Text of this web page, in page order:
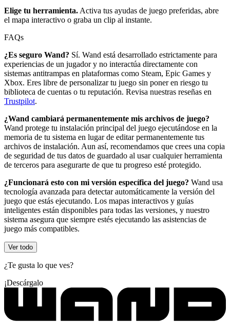
Elige tu herramienta. Activa tus ayudas de juego preferidas, abre
el mapa interactivo o graba un clip al instante.
FAQs
¿Es seguro Wand? Sí. Wand está desarrollado estrictamente para
experiencias de un jugador y no interactúa directamente con
sistemas antitrampas en plataformas como Steam, Epic Games y
Xbox. Eres libre de personalizar tu juego sin poner en riesgo tu
biblioteca de cuentas o tu reputación. Revisa nuestras reseñas en
Trustpilot.
¿Wand cambiará permanentemente mis archivos de juego?
Wand protege tu instalación principal del juego ejecutándose en la
memoria de tu sistema en lugar de editar permanentemente tus
archivos de instalación. Aun así, recomendamos que crees una copia
de seguridad de tus datos de guardado al usar cualquier herramienta
de terceros para asegurarte de que tu progreso esté protegido.
¿Funcionará esto con mi versión específica del juego? Wand usa
tecnología avanzada para detectar automáticamente la versión del
juego que estás ejecutando. Los mapas interactivos y guías
inteligentes están disponibles para todas las versiones, y nuestro
sistema asegura que siempre estés ejecutando las asistencias de
juego más compatibles.
Ver todo
¿Te gusta lo que ves?
¡Descárgalo